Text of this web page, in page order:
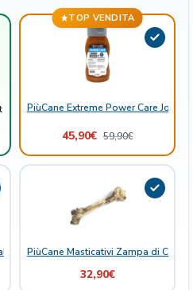
TOP VENDITA
PiùCane Extreme Power Care Joint
45,90€ 59,90€
Delights Mela
PiùCane Masticativi Zampa di Cervo
32,90€